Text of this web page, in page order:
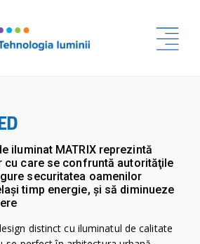
iluminat MATRIX reprezintă
care se confruntă autorităţile
securitatea oamenilor
timp energie, şi să diminueze
distinct cu iluminatul de calitate